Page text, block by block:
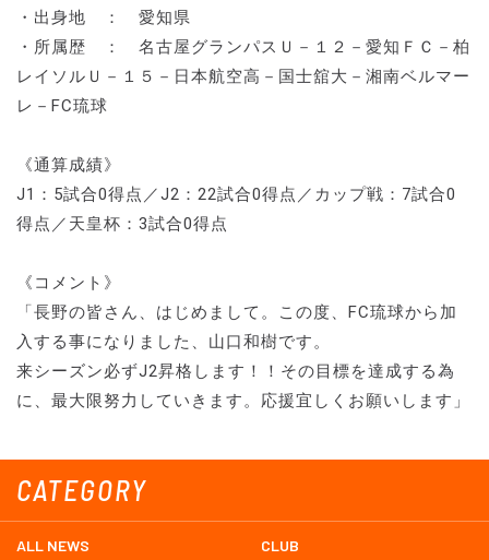
CATEGORY
ALL NEWS CLUB
・出身地 ： 愛知県
・所属歴 ： 名古屋グランパスＵ－１２－愛知ＦＣ－柏
レイソルＵ－１５－日本航空高－国士舘大－湘南ベルマー
レ－FC琉球
《通算成績》
J1：5試合0得点／J2：22試合0得点／カップ戦：7試合0
得点／天皇杯：3試合0得点
《コメント》
「長野の皆さん、はじめまして。この度、FC琉球から加
入する事になりました、山口和樹です。
来シーズン必ずJ2昇格します！！その目標を達成する為
に、最大限努力していきます。応援宜しくお願いします」